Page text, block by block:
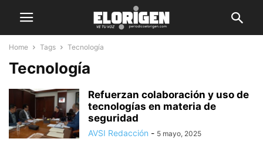
Home Tags Tecnología
Tecnología
Refuerzan colaboración y uso de
tecnologías en materia de
seguridad
AVSI Redacción - 5 mayo, 2025